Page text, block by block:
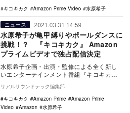
キコキカク
Amazon Prime Video 水原希子
ニュース 2021.03.31 14:59
水原希子が亀甲縛りやポールダンスに
挑戦！？ 『キコキカク』 Amazon
プライムビデオで独占配信決定
水原希子企画・出演・監修による全く新し
いエンターテインメント番組『キコキカ
ク』が2021年4月23日より、Amazon
Prim…
リアルサウンドテック編集部
キコキカク
Amazon Prime
Amazon Prime
Video
Amazon 水原希子